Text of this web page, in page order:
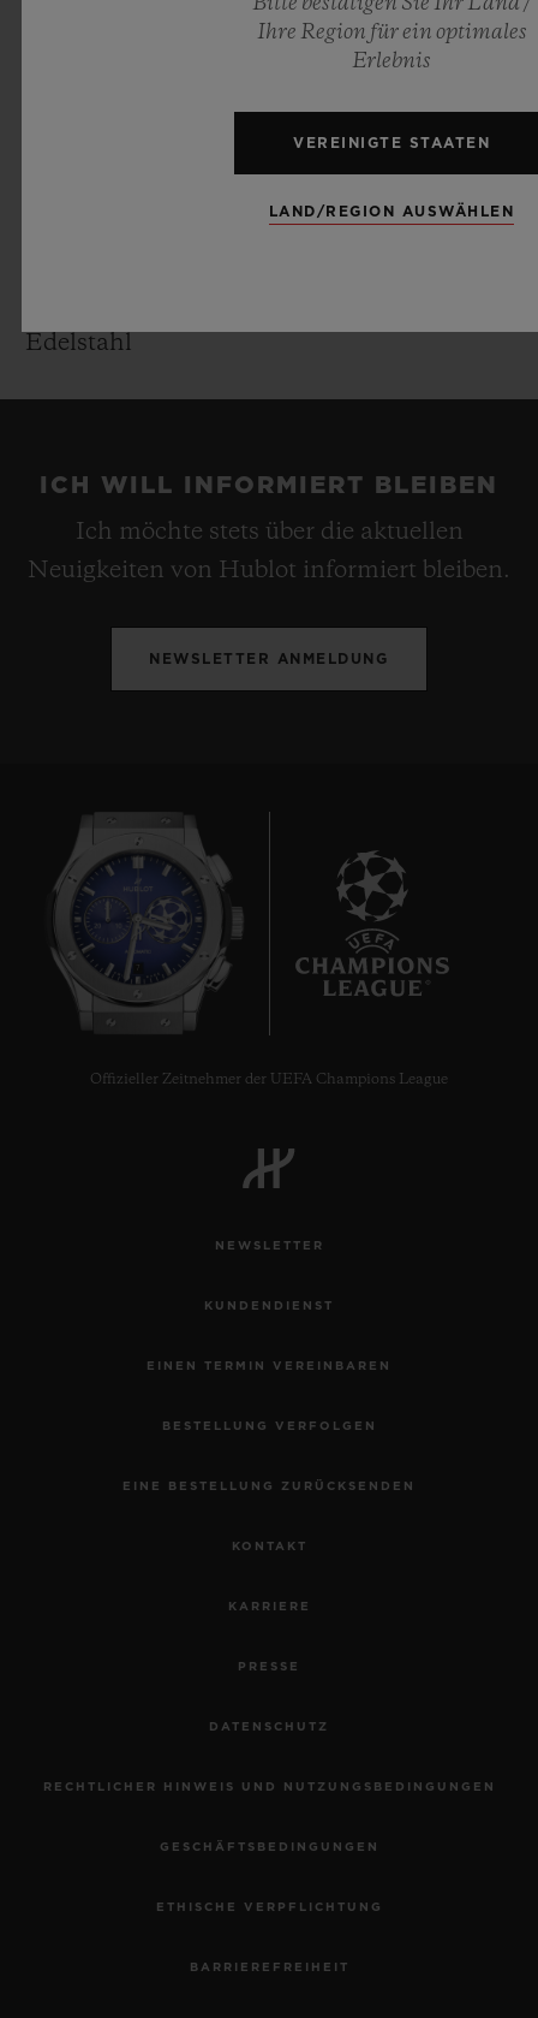
Gangreserve: 42 Stunden
Gestreiftes Armband aus Kautschuk, Farbe
Edelstahl
ICH WILL INFORMIERT BLEIBEN
Ich möchte stets über die aktuellen
Neuigkeiten von Hublot informiert bleiben.
NEWSLETTER ANMELDUNG
Offizieller Zeitnehmer der UEFA Champions League
NEWSLETTER
KUNDENDIENST
EINEN TERMIN VEREINBAREN
BESTELLUNG VERFOLGEN
EINE BESTELLUNG ZURÜCKSENDEN
KONTAKT
KARRIERE
PRESSE
DATENSCHUTZ
RECHTLICHER HINWEIS UND NUTZUNGSBEDINGUNGEN
GESCHÄFTSBEDINGUNGEN
ETHISCHE VERPFLICHTUNG
BARRIEREFREIHEIT
Ihre Region für ein optimales
Erlebnis
VEREINIGTE STAATEN
LAND/REGION AUSWÄHLEN